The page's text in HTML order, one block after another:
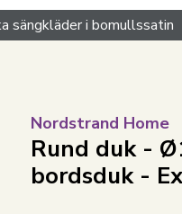
sängkläder i bomullssatin
Nordstrand Home
Rund duk -
bordsduk -